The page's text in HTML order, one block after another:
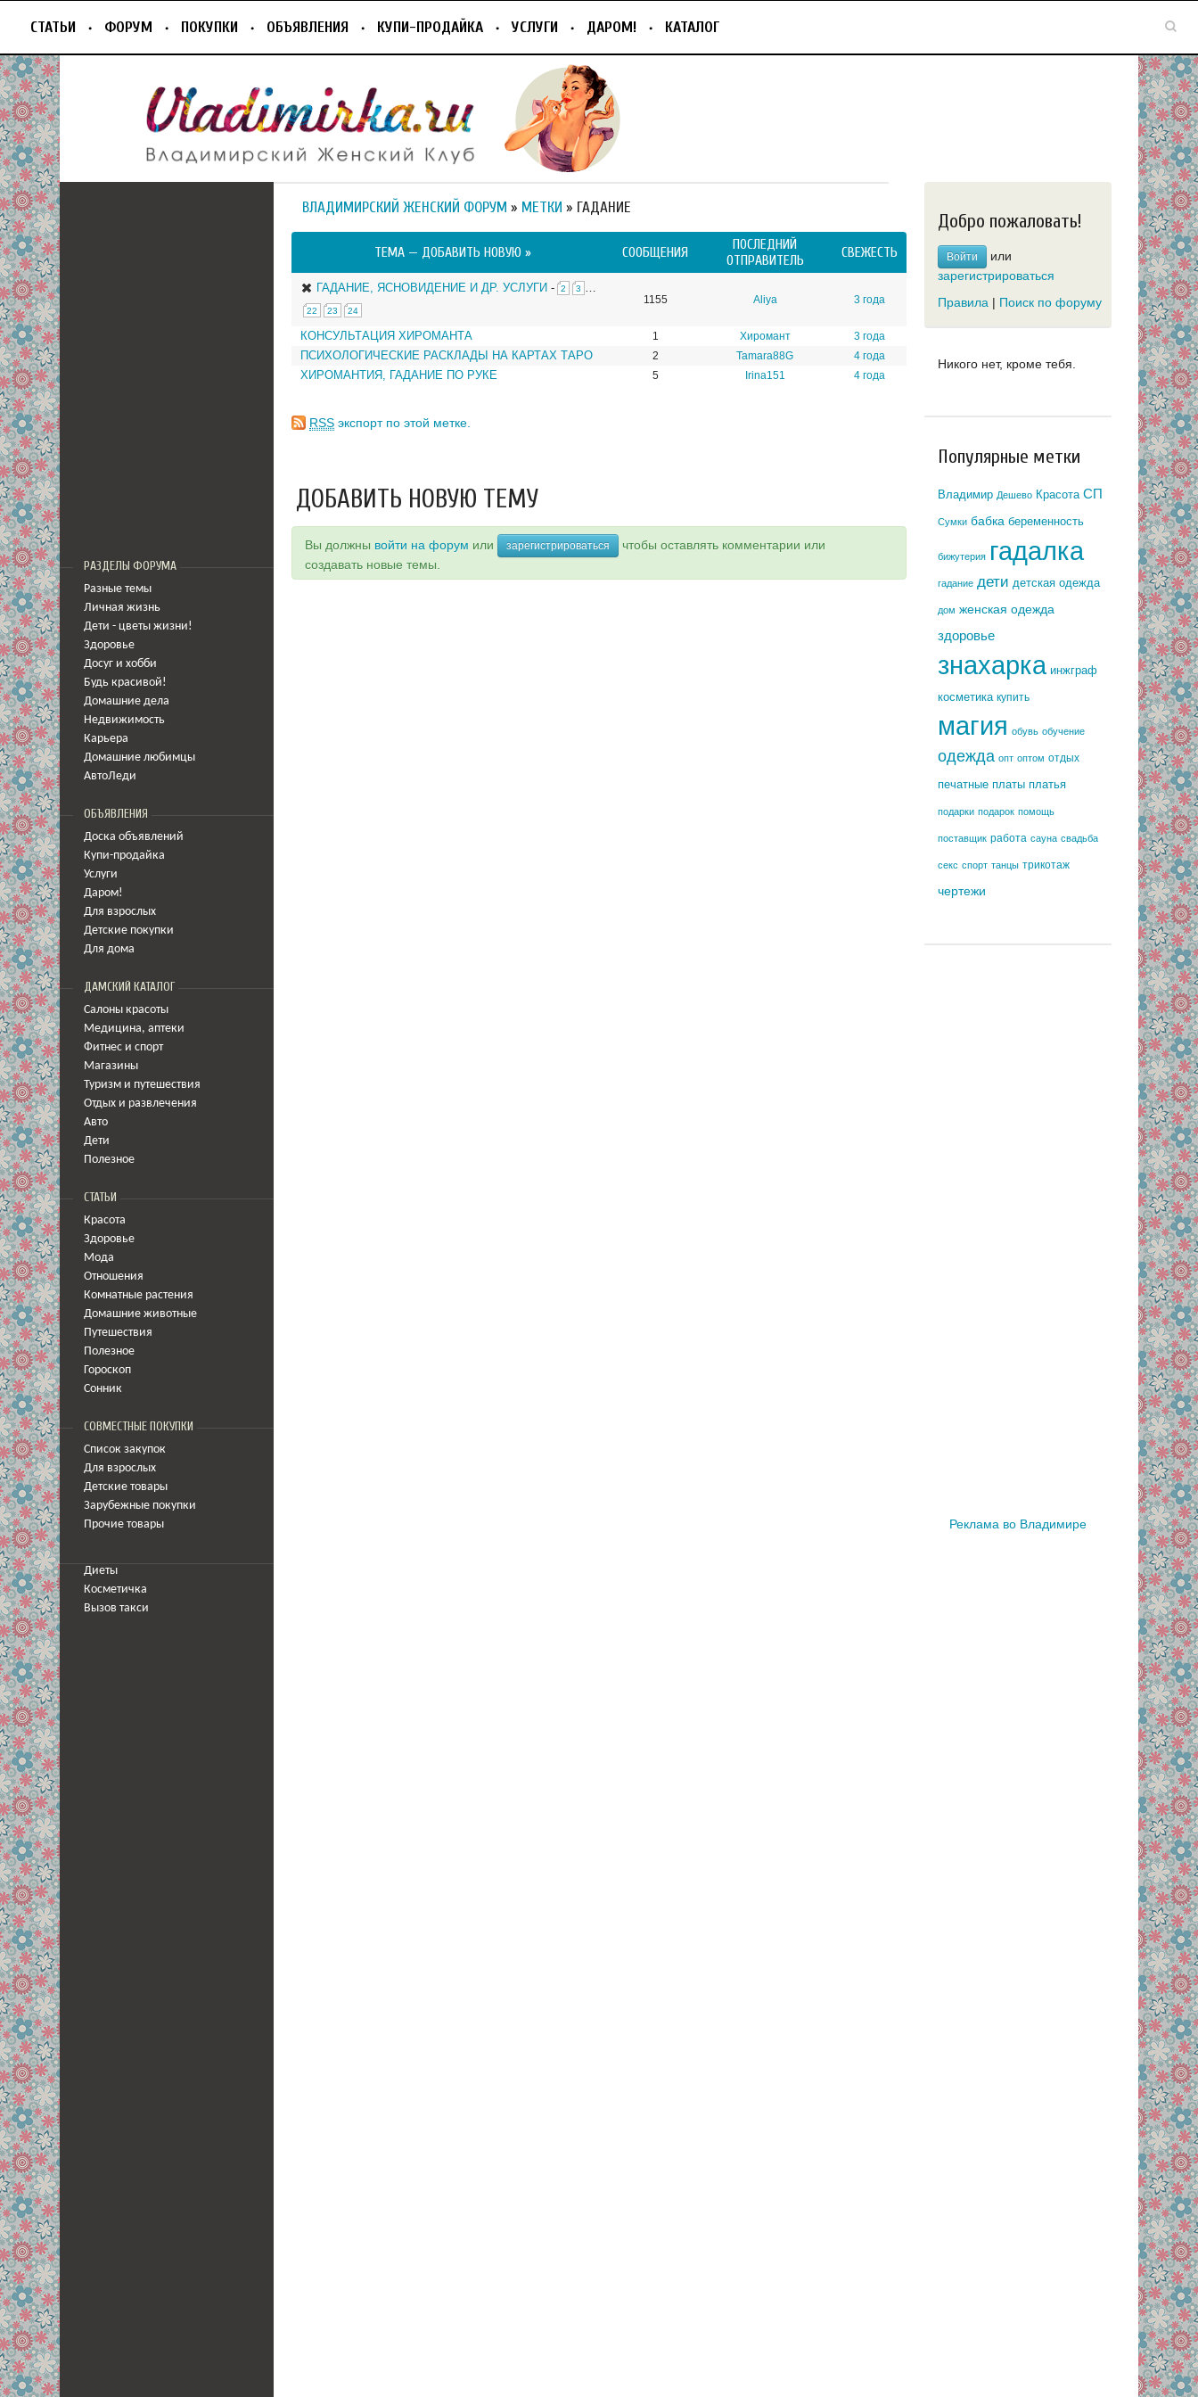
СТАТЬИ ФОРУМ ПОКУПКИ ОБЪЯВЛЕНИЯ КУПИ-ПРОДАЙКА УСЛУГИ ДАРОМ! КАТАЛОГ
РАЗДЕЛЫ ФОРУМА
Разные темы
Личная жизнь
Дети - цветы жизни!
Здоровье
Досуг и хобби
Будь красивой!
Домашние дела
Недвижимость
Карьера
Домашние любимцы
АвтоЛеди
ОБЪЯВЛЕНИЯ
Доска объявлений
Купи-продайка
Услуги
Даром!
Для взрослых
Детские покупки
Для дома
ДАМСКИЙ КАТАЛОГ
Салоны красоты
Медицина, аптеки
Фитнес и спорт
Магазины
Туризм и путешествия
Отдых и развлечения
Авто
Дети
Полезное
СТАТЬИ
Красота
Здоровье
Мода
Отношения
Комнатные растения
Домашние животные
Путешествия
Полезное
Гороскоп
Сонник
СОВМЕСТНЫЕ ПОКУПКИ
Список закупок
Для взрослых
Детские товары
Зарубежные покупки
Прочие товары
Диеты
Косметичка
Вызов такси
ВЛАДИМИРСКИЙ ЖЕНСКИЙ ФОРУМ » МЕТКИ » ГАДАНИЕ
ТЕМА — ДОБАВИТЬ НОВУЮ » СООБЩЕНИЯ
ПОСЛЕДНИЙ
ОТПРАВИТЕЛЬ
СВЕЖЕСТЬ
ГАДАНИЕ, ЯСНОВИДЕНИЕ И ДР. УСЛУГИ - 2 3
22 23 24
1155 Aliya 3 года
КОНСУЛЬТАЦИЯ ХИРОМАНТА 1 Хиромант 3 года
ПСИХОЛОГИЧЕСКИЕ РАСКЛАДЫ НА КАРТАХ ТАРО 2 Tamara88G 4 года
ХИРОМАНТИЯ, ГАДАНИЕ ПО РУКЕ 5 Irina151 4 года
RSS экспорт по этой метке.
ДОБАВИТЬ НОВУЮ ТЕМУ
Вы должны войти на форум или зарегистрироваться
чтобы оставлять комментарии или
создавать новые темы.
Добро пожаловать!
Войти
или
зарегистрироваться
Правила | Поиск по форуму
Никого нет, кроме тебя.
Популярные метки
Владимир Дешево Красота СП
Сумки бабка беременность
бижутерия гадалка
гадание дети детская одежда
дом женская одежда
здоровье
знахарка инжграф
косметика купить
магия обувь обучение
одежда опт оптом отдых
печатные платы платья
подарки подарок помощь
поставщик работа сауна свадьба
секс спорт танцы трикотаж
чертежи
Реклама во Владимире